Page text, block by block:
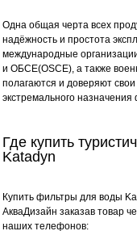
Одна общая черта всех
надёжность и простота
международные
и ОБСЕ(OSCE), а также
полагаются и доверяют
экстремального
Где купить
Katadyn
Купить фильтры для воды
АкваДизайн заказав товар
наших телефонов: